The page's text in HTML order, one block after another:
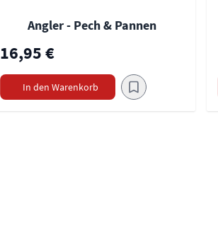
Angler - Pech & Pannen
16,95 €
In den Warenkorb